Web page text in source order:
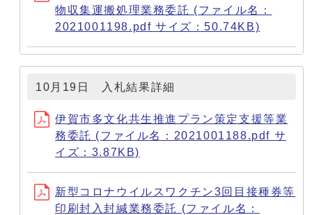
物収集運搬処理業務委託 (ファイル名：
2021001198.pdf サイズ：50.74KB)
10月19日 入札結果詳細
伊賀市多文化共生推進プラン策定支援等業
務委託 (ファイル名：2021001188.pdf サ
イズ：3.87KB)
新型コロナウイルスワクチン3回目接種券等
印刷封入封緘業務委託 (ファイル名：